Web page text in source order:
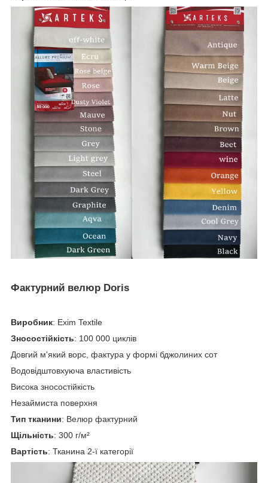
Фактурний велюр Doris
Виробник: Exim Textile
Зносостійкість: 100 000 циклів
Довгий м'який ворс, фактура у формі бджолиних сот
Водовідштовхуюча властивість
Висока зносостійкість
Незаймиста поверхня
Тип тканини: Велюр фактурний
Щільність: 300 г/м²
Вартість: Тканина 2-ї категорії